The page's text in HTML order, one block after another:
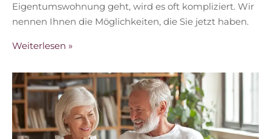
Eigentumswohnung geht, wird es oft kompliziert. Wir
nennen Ihnen die Möglichkeiten, die Sie jetzt haben.
Weiterlesen »